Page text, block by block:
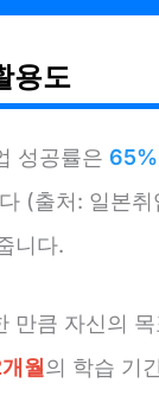
용도
성공률은 65%
(출처: 일본
니다.
만큼 자신의
월의 학습 기